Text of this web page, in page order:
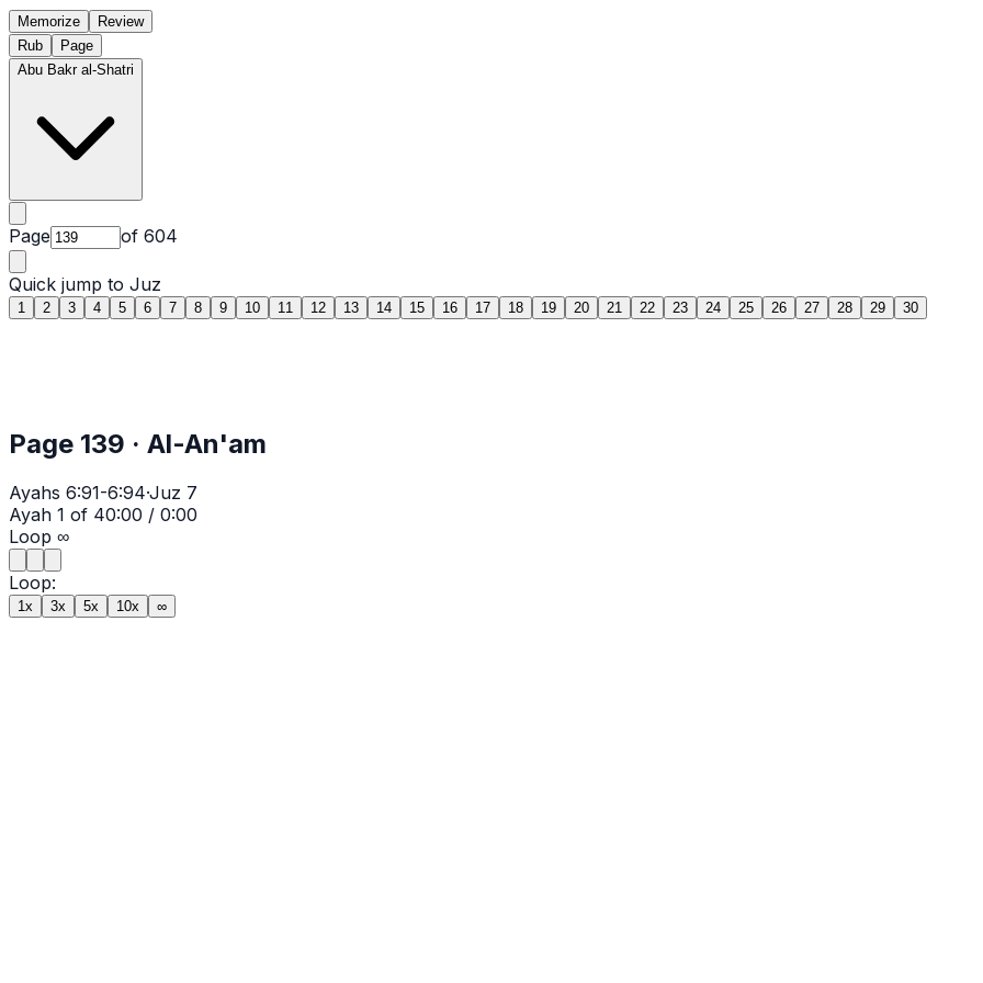
Memorize
Review
Rub
Page
Abu Bakr al-Shatri
Page of 604
Quick jump to Juz
1 2 3 4 5 6 7 8 9 10 11 12 13 14 15 16 17 18 19 20 21 22 23 24 25 26 27 28 29 30
Page 139 · Al-An'am
Ayahs 6:91-6:94·Juz 7
Ayah 1 of 40:00 / 0:00
Loop ∞
Loop:
1x 3x 5x 10x ∞